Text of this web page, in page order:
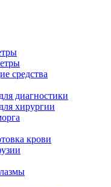
средства
диагностики
хирургии
крови